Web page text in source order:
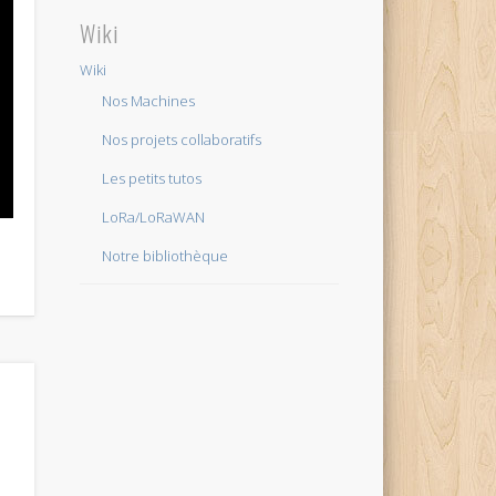
Wiki
Wiki
Nos Machines
Nos projets collaboratifs
Les petits tutos
LoRa/LoRaWAN
Notre bibliothèque